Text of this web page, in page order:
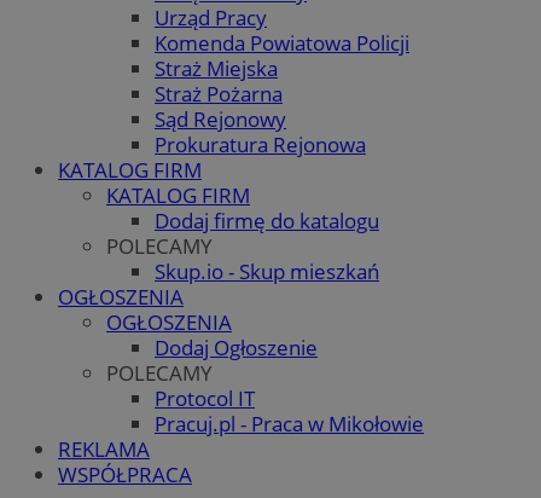
Urząd Pracy
Komenda Powiatowa Policji
Straż Miejska
Straż Pożarna
Sąd Rejonowy
Prokuratura Rejonowa
KATALOG FIRM
KATALOG FIRM
Dodaj firmę do katalogu
POLECAMY
Skup.io - Skup mieszkań
OGŁOSZENIA
OGŁOSZENIA
Dodaj Ogłoszenie
POLECAMY
Protocol IT
Pracuj.pl - Praca w Mikołowie
REKLAMA
WSPÓŁPRACA